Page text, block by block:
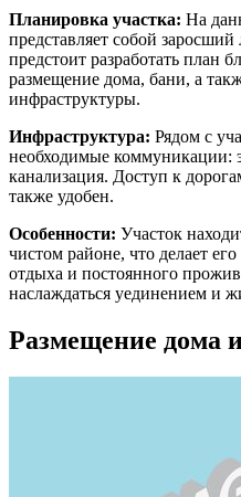
Планировка участка: На
представляет собой
предстоит разработать план
размещение дома, бани, а
инфраструктуры.
Инфраструктура: Рядом с
необходимые коммуникации:
канализация. Доступ к
также удобен.
Особенности: Участок
чистом районе, что делает
отдыха и постоянного
наслаждаться уединением и
Размещение дома